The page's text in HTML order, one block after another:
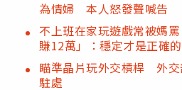
為情婦 本人怒發聲喊告
不上班在家玩遊戲常被媽
賺12萬」：穩定才是正確
瞄準晶片玩外交槓桿 外交
駐處